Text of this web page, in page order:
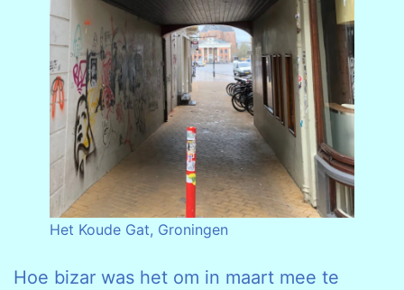
Het Koude Gat, Groningen
Hoe bizar was het om in maart mee te